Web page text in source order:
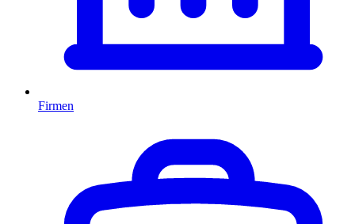
Firmen